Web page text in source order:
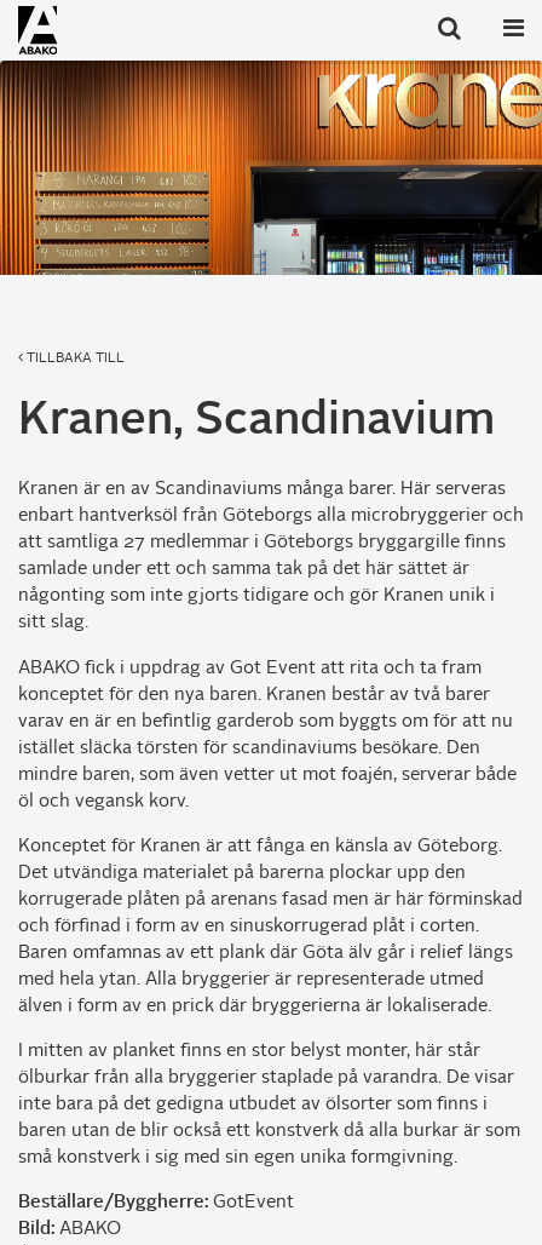
TILLBAKA TILL
Kranen, Scandinavium
Kranen är en av Scandinaviums många barer. Här serveras
enbart hantverksöl från Göteborgs alla microbryggerier och
att samtliga 27 medlemmar i Göteborgs bryggargille finns
samlade under ett och samma tak på det här sättet är
någonting som inte gjorts tidigare och gör Kranen unik i
sitt slag.
ABAKO fick i uppdrag av Got Event att rita och ta fram
konceptet för den nya baren. Kranen består av två barer
varav en är en befintlig garderob som byggts om för att nu
istället släcka törsten för scandinaviums besökare. Den
mindre baren, som även vetter ut mot foajén, serverar både
öl och vegansk korv.
Konceptet för Kranen är att fånga en känsla av Göteborg.
Det utvändiga materialet på barerna plockar upp den
korrugerade plåten på arenans fasad men är här förminskad
och förfinad i form av en sinuskorrugerad plåt i corten.
Baren omfamnas av ett plank där Göta älv går i relief längs
med hela ytan. Alla bryggerier är representerade utmed
älven i form av en prick där bryggerierna är lokaliserade.
I mitten av planket finns en stor belyst monter, här står
ölburkar från alla bryggerier staplade på varandra. De visar
inte bara på det gedigna utbudet av ölsorter som finns i
baren utan de blir också ett konstverk då alla burkar är som
små konstverk i sig med sin egen unika formgivning.
Beställare/Byggherre: GotEvent
Bild: ABAKO